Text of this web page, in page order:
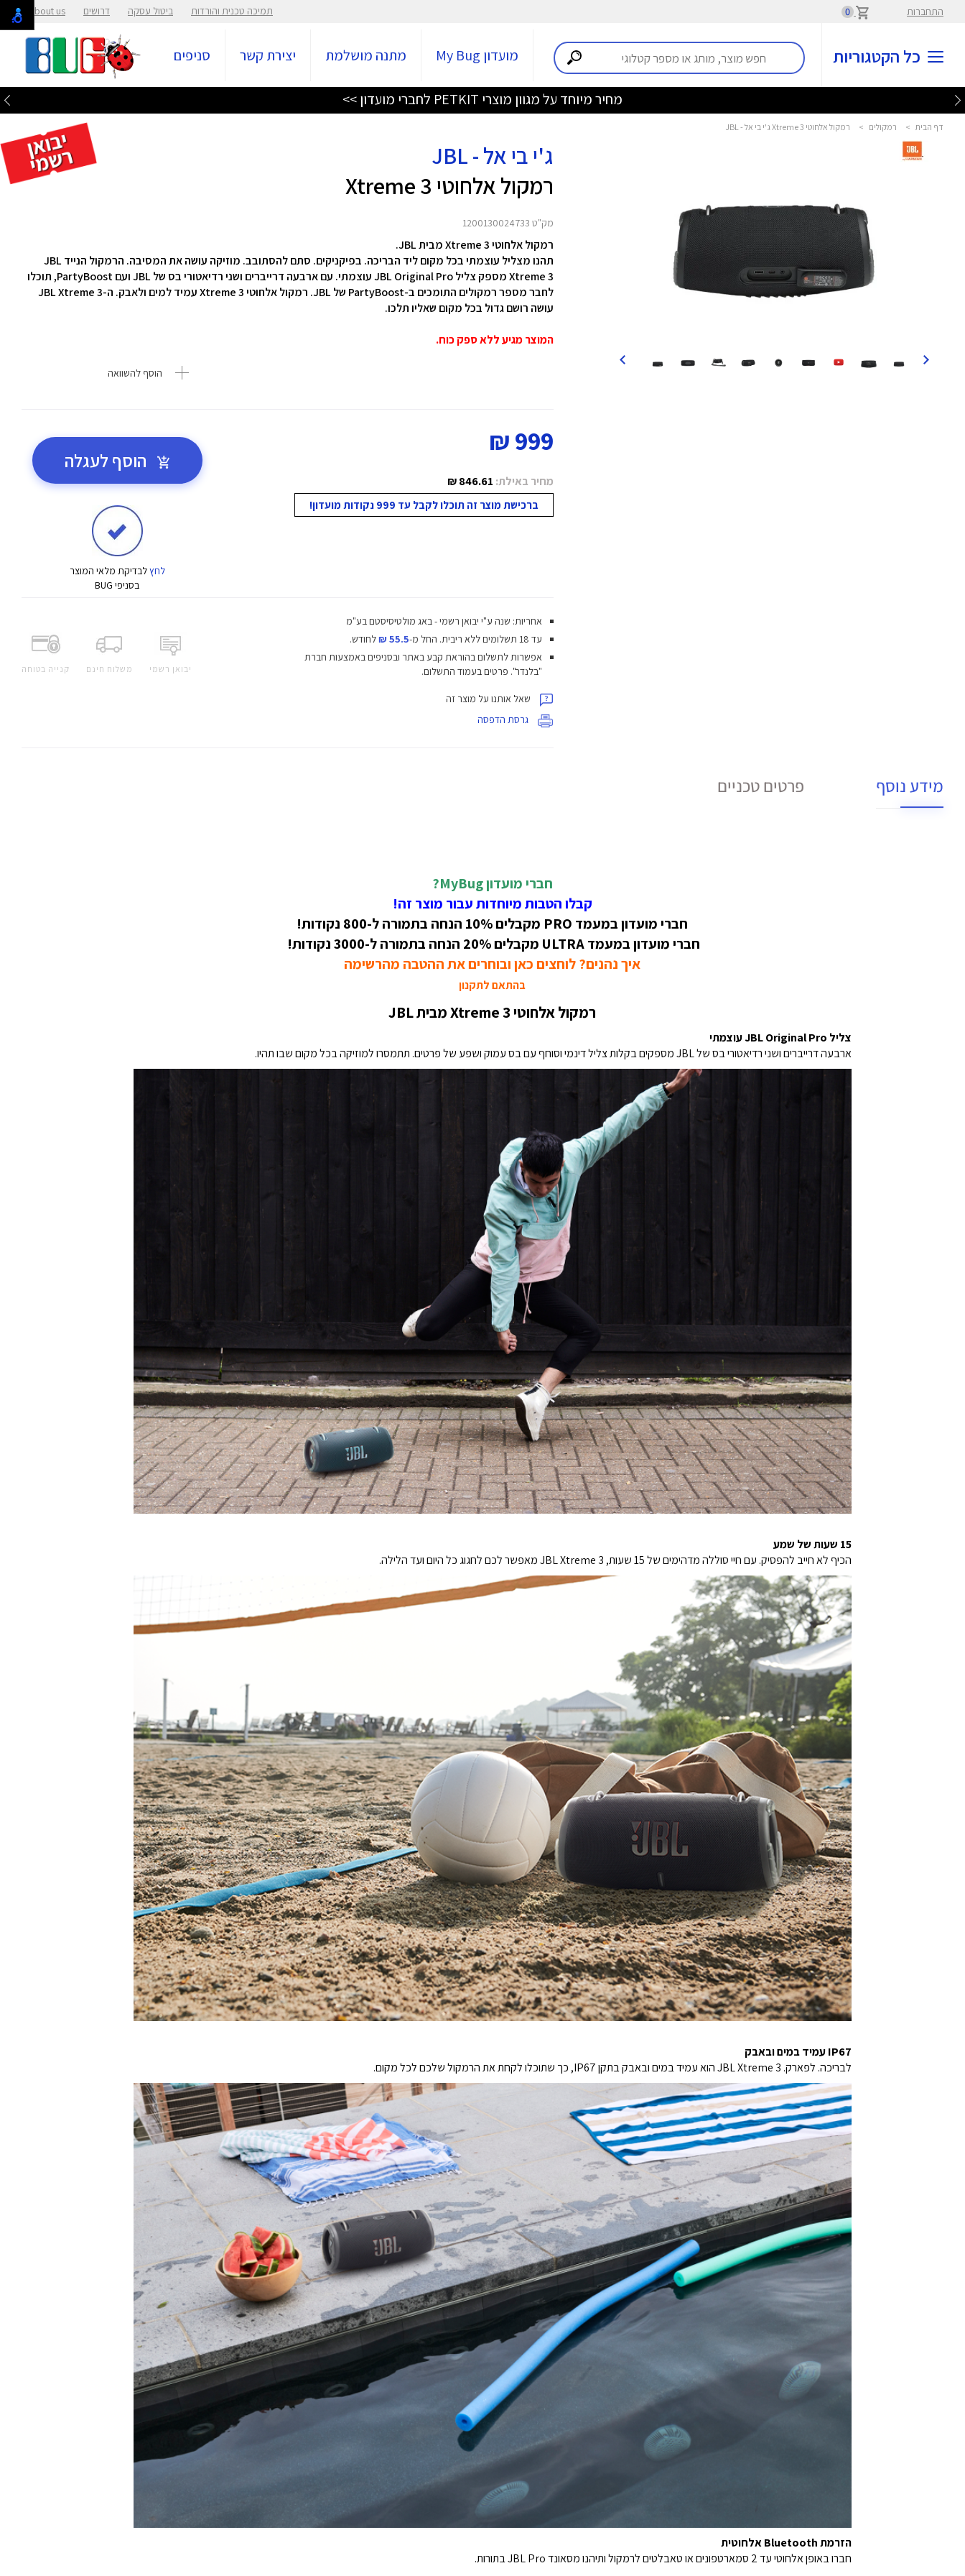
התחברות 0 תמיכה טכנית והורדות ביטול עסקה דרושים About us
כל הקטגוריות מועדון My Bug מתנה מושלמת יצירת קשר סניפים
מחיר מיוחד על מגוון מוצרי PETKIT לחברי מועדון >>
דף הבית > רמקולים > רמקול אלחוטי Xtreme 3 ג'י בי אל - JBL
ג'י בי אל - JBL
רמקול אלחוטי Xtreme 3
מק"ט 1200130024733
רמקול אלחוטי Xtreme 3 מבית JBL.
תהנו מצליל עוצמתי בכל מקום ליד הבריכה. בפיקניקים. סתם להסתובב. מוזיקה עושה את המסיבה. הרמקול הנייד JBL
Xtreme 3 מספק צליל JBL Original Pro עוצמתי. עם ארבעה דרייברים ושני רדיאטורי בס של JBL ועם PartyBoost, תוכלו
לחבר מספר רמקולים התומכים ב-PartyBoost של JBL. רמקול אלחוטי Xtreme 3 עמיד למים ולאבק. ה-JBL Xtreme 3
עושה רושם גדול בכל מקום שאליו תלכו.
המוצר מגיע ללא ספק כוח.
הוסף להשוואה
999 ₪
מחיר באילת: 846.61 ₪
ברכישת מוצר זה תוכלו לקבל עד 999 נקודות מועדון!
הוסף לעגלה
לחץלבדיקת מלאי המוצר
בסניפי BUG
יבואן רשמי משלוח חינם קנייה בטוחה
אחריות: שנה ע"י יבואן רשמי - באג מולטיסיסטם בע"מ
עד 18 תשלומים ללא ריבית.
החל מ-55.5 ₪
לחודש.
אפשרות לתשלום בהוראת קבע באתר ובסניפים באמצעות חברת
"בלנדר". פרטים בעמוד התשלום.
שאל אותנו על מוצר זה
גרסת הדפסה
מידע נוסף פרטים טכניים
חברי מועדון MyBug?
קבלו הטבות מיוחדות עבור מוצר זה!
חברי מועדון במעמד PRO מקבלים 10% הנחה בתמורה ל-800 נקודות!
חברי מועדון במעמד ULTRA מקבלים 20% הנחה בתמורה ל-3000 נקודות!
איך נהנים? לוחצים כאן ובוחרים את ההטבה מהרשימה
בהתאם לתקנון
רמקול אלחוטי Xtreme 3 מבית JBL
צליל JBL Original Pro עוצמתי
ארבעה דרייברים ושני רדיאטורי בס של JBL מספקים בקלות צליל דינמי וסוחף עם בס עמוק ושפע של פרטים. תתמסרו למוזיקה בכל מקום שבו תהיו.
15 שעות של שמע
הכיף לא חייב להפסיק. עם חיי סוללה מדהימים של 15 שעות, JBL Xtreme 3 מאפשר לכם לחגוג כל היום ועד הלילה.
IP67 עמיד במים ובאבק
לבריכה. לפארק. JBL Xtreme 3 הוא עמיד במים ובאבק בתקן IP67, כך שתוכלו לקחת את הרמקול שלכם לכל מקום.
הזרמת Bluetooth אלחוטית
חברו באופן אלחוטי עד 2 סמארטפונים או טאבלטים לרמקול ותיהנו מסאונד JBL Pro בתורות.